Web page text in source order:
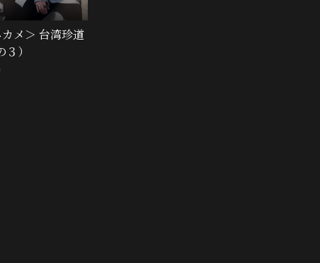
メ＞ 台湾珍道
）